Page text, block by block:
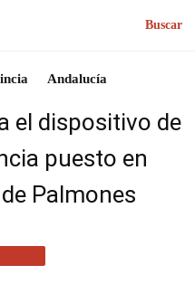
Buscar
Andalucía
el dispositivo de
puesto en
Palmones